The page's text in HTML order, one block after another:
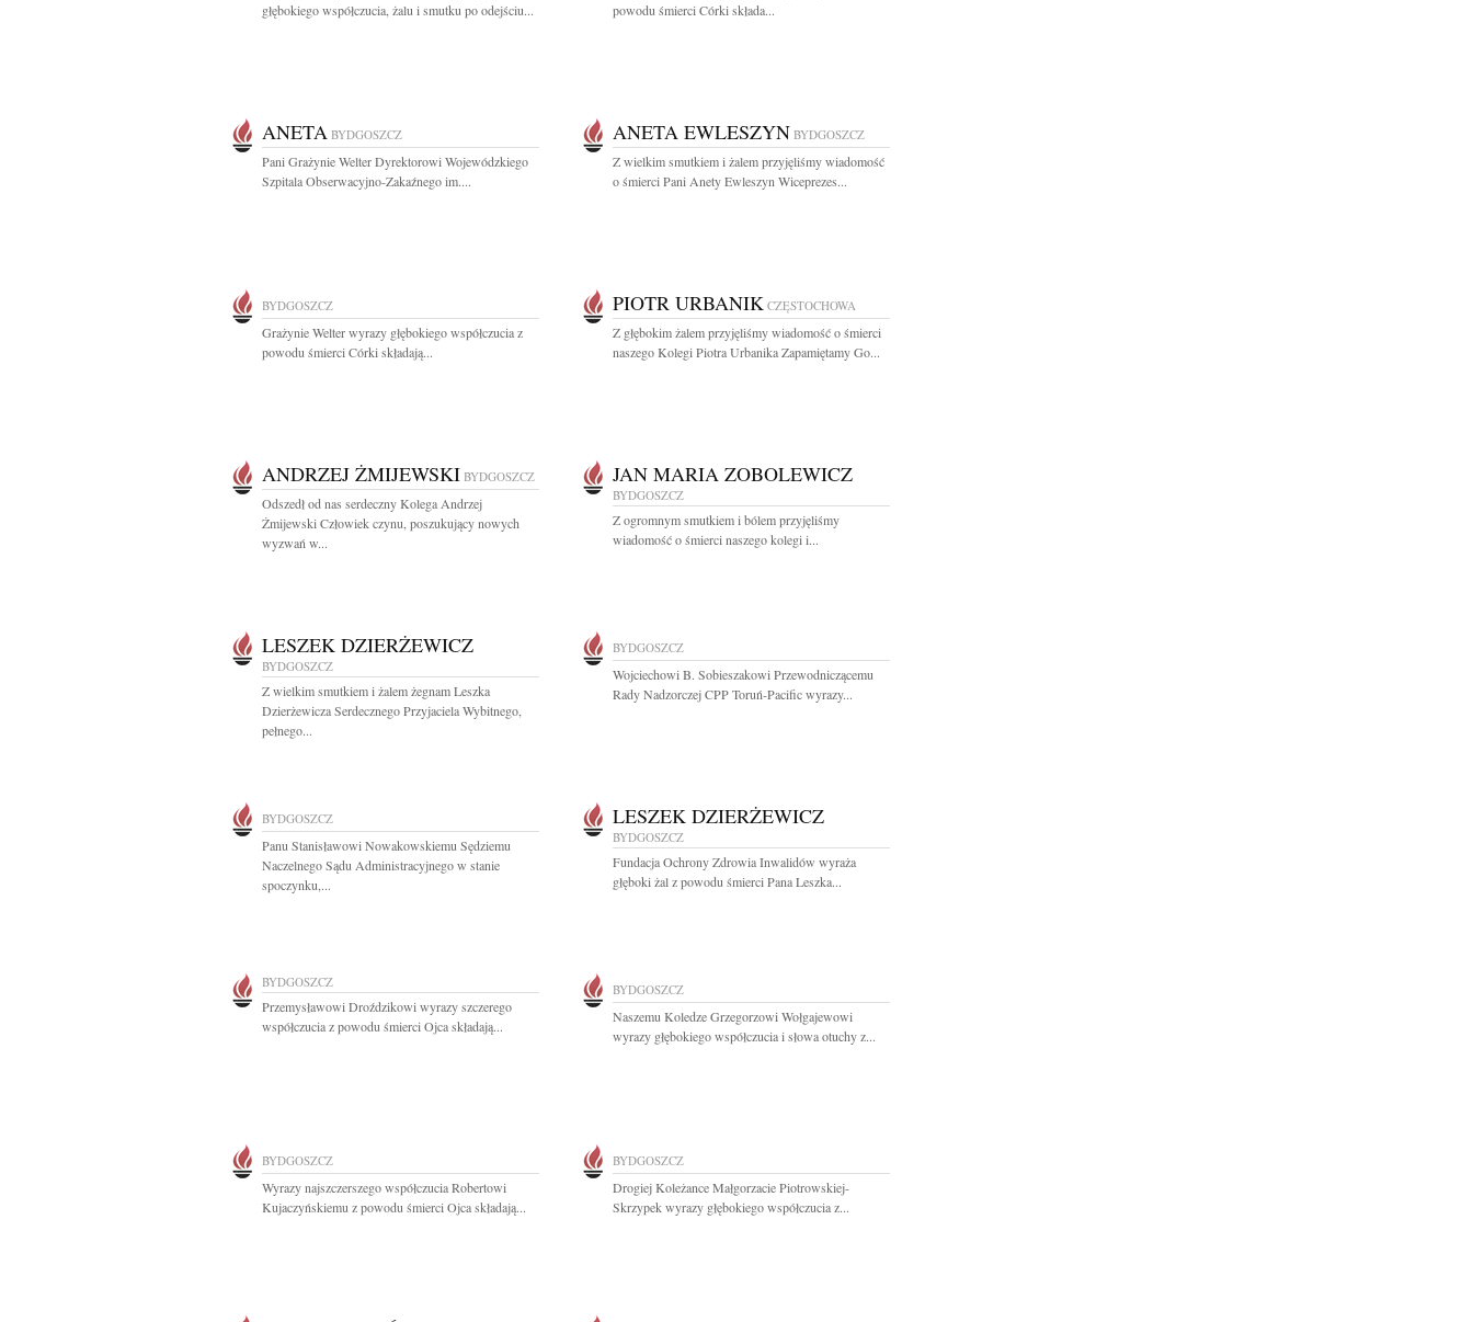
głębokiego współczucia, żalu i smutku po odejściu...
powodu śmierci Córki składa...
ANETA BYDGOSZCZ
Pani Grażynie Welter Dyrektorowi Wojewódzkiego
Szpitala Obserwacyjno-Zakaźnego im....
ANETA EWLESZYN BYDGOSZCZ
Z wielkim smutkiem i żalem przyjęliśmy wiadomość
o śmierci Pani Anety Ewleszyn Wiceprezes...
BYDGOSZCZ
Grażynie Welter wyrazy głębokiego współczucia z
powodu śmierci Córki składają...
PIOTR URBANIK CZĘSTOCHOWA
Z głębokim żalem przyjęliśmy wiadomość o śmierci
naszego Kolegi Piotra Urbanika Zapamiętamy Go...
ANDRZEJ ŻMIJEWSKI BYDGOSZCZ
Odszedł od nas serdeczny Kolega Andrzej
Żmijewski Człowiek czynu, poszukujący nowych
wyzwań w...
JAN MARIA ZOBOLEWICZ
BYDGOSZCZ
Z ogromnym smutkiem i bólem przyjęliśmy
wiadomość o śmierci naszego kolegi i...
LESZEK DZIERŻEWICZ
BYDGOSZCZ
Z wielkim smutkiem i żalem żegnam Leszka
Dzierżewicza Serdecznego Przyjaciela Wybitnego,
pełnego...
BYDGOSZCZ
Wojciechowi B. Sobieszakowi Przewodniczącemu
Rady Nadzorczej CPP Toruń-Pacific wyrazy...
BYDGOSZCZ
Panu Stanisławowi Nowakowskiemu Sędziemu
Naczelnego Sądu Administracyjnego w stanie
spoczynku,...
LESZEK DZIERŻEWICZ
BYDGOSZCZ
Fundacja Ochrony Zdrowia Inwalidów wyraża
głęboki żal z powodu śmierci Pana Leszka...
BYDGOSZCZ
Przemysławowi Droździkowi wyrazy szczerego
współczucia z powodu śmierci Ojca składają...
BYDGOSZCZ
Naszemu Koledze Grzegorzowi Wołgajewowi
wyrazy głębokiego współczucia i słowa otuchy z...
BYDGOSZCZ
Wyrazy najszczerszego współczucia Robertowi
Kujaczyńskiemu z powodu śmierci Ojca składają...
BYDGOSZCZ
Drogiej Koleżance Małgorzacie Piotrowskiej-
Skrzypek wyrazy głębokiego współczucia z...